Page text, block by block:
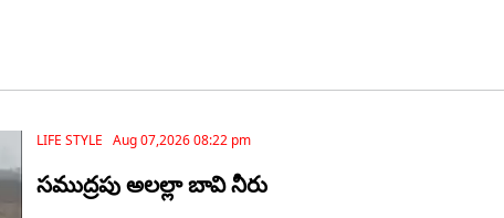
LIFE STYLE Aug 07,2026 08:22 pm
సముద్రపు అలల్లా బావి నీరు